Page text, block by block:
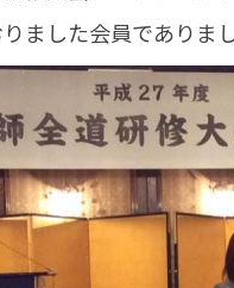
ました会員でありま